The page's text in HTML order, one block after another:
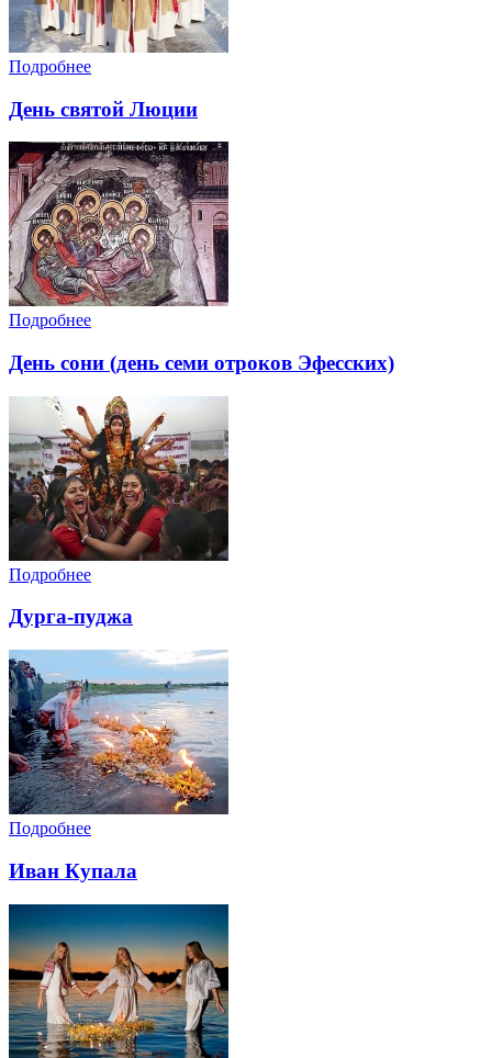
Подробнее
День святой Люции
Подробнее
День сони (день семи отроков Эфесских)
Подробнее
Дурга-пуджа
Подробнее
Иван Купала